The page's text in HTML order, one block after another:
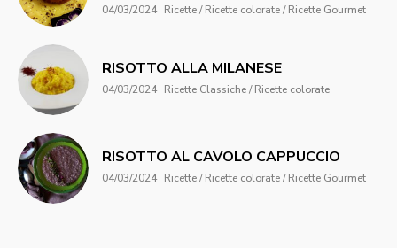
04/03/2024 Ricette / Ricette colorate / Ricette Gourmet
RISOTTO ALLA MILANESE
04/03/2024 Ricette Classiche / Ricette colorate
RISOTTO AL CAVOLO CAPPUCCIO
04/03/2024 Ricette / Ricette colorate / Ricette Gourmet